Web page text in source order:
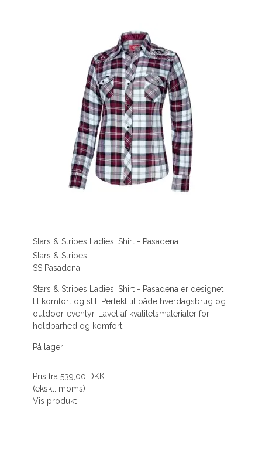
Stars & Stripes Ladies' Shirt - Pasadena
Stars & Stripes
SS Pasadena
Stars & Stripes Ladies' Shirt - Pasadena er designet
til komfort og stil. Perfekt til både hverdagsbrug og
outdoor-eventyr. Lavet af kvalitetsmaterialer for
holdbarhed og komfort.
På lager
Pris fra539,00 DKK
(ekskl. moms)
Vis produkt